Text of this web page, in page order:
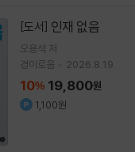
[도서] 인재 없음
오용석 저
경이로움
2026.8.19.
10% 19,800원
1,100원